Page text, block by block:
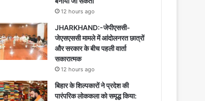
12 hours ago
JHARKHAND:-जेपीएससी-
जेएसएससी मामले में आंदोलनरत छात्रों
और सरकार के बीच पहली वार्ता
सकारात्मक
12 hours ago
बिहार के शिल्पकारों ने प्रदेश की
पारंपरिक लोककला को समृद्ध किया: